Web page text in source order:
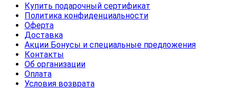
Купить подарочный сертификат
Политика конфиденциальности
Оферта
Доставка
Акции Бонусы и специальные предложения
Контакты
Об организации
Оплата
Условия возврата